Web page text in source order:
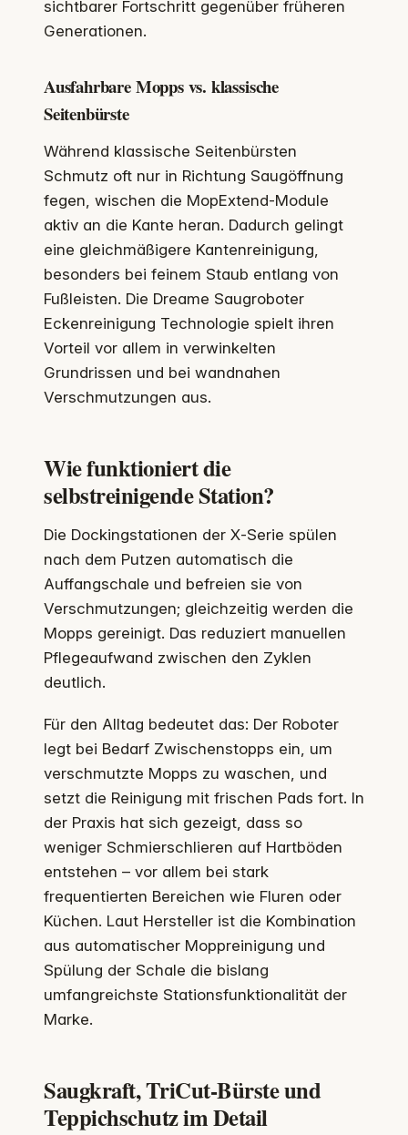
sichtbarer Fortschritt gegenüber früheren
Generationen.
Ausfahrbare Mopps vs. klassische
Seitenbürste
Während klassische Seitenbürsten
Schmutz oft nur in Richtung Saugöffnung
fegen, wischen die MopExtend-Module
aktiv an die Kante heran. Dadurch gelingt
eine gleichmäßigere Kantenreinigung,
besonders bei feinem Staub entlang von
Fußleisten. Die Dreame Saugroboter
Eckenreinigung Technologie spielt ihren
Vorteil vor allem in verwinkelten
Grundrissen und bei wandnahen
Verschmutzungen aus.
Wie funktioniert die
selbstreinigende Station?
Die Dockingstationen der X‑Serie spülen
nach dem Putzen automatisch die
Auffangschale und befreien sie von
Verschmutzungen; gleichzeitig werden die
Mopps gereinigt. Das reduziert manuellen
Pflegeaufwand zwischen den Zyklen
deutlich.
Für den Alltag bedeutet das: Der Roboter
legt bei Bedarf Zwischenstopps ein, um
verschmutzte Mopps zu waschen, und
setzt die Reinigung mit frischen Pads fort. In
der Praxis hat sich gezeigt, dass so
weniger Schmierschlieren auf Hartböden
entstehen – vor allem bei stark
frequentierten Bereichen wie Fluren oder
Küchen. Laut Hersteller ist die Kombination
aus automatischer Moppreinigung und
Spülung der Schale die bislang
umfangreichste Stationsfunktionalität der
Marke.
Saugkraft, TriCut-Bürste und
Teppichschutz im Detail